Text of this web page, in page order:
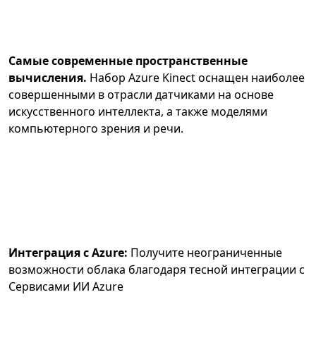
Самые современные пространственные
вычисления. Набор Azure Kinect оснащен наиболее
совершенными в отрасли датчиками на основе
искусственного интеллекта, а также моделями
компьютерного зрения и речи.
Интеграция с Azure: Получите неограниченные
возможности облака благодаря тесной интеграции с
Сервисами ИИ Azure